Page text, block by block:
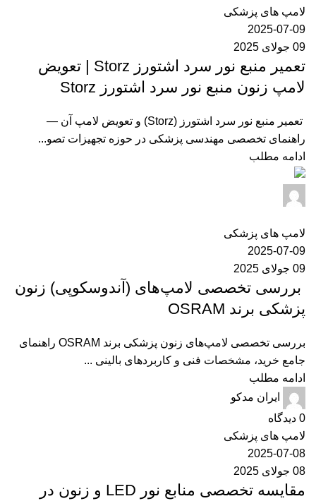
لامپ های پزشکی
2025-07-09
09 جولای 2025
تعمیر منبع نور سرد اشتورز Storz | تعویض
لامپ زنون منبع نور سرد اشتورز Storz
تعمیر منبع نور سرد اشتورز (Storz) و تعویض لامپ آن —
راهنمای تخصصی مهندسی پزشکی در حوزه تجهیزات تصو...
ادامه مطلب
لامپ های پزشکی
2025-07-09
09 جولای 2025
بررسی تخصصی لامپ‌های (آندوسکوپی) زنون
پزشکی برند OSRAM
بررسی تخصصی لامپ‌های زنون پزشکی برند OSRAM راهنمای
جامع خرید، مشخصات فنی و کاربردهای بالینی ...
ادامه مطلب
ایران مدکو
0 دیدگاه
لامپ های پزشکی
2025-07-08
08 جولای 2025
مقایسه تخصصی منابع نور LED و زنون در